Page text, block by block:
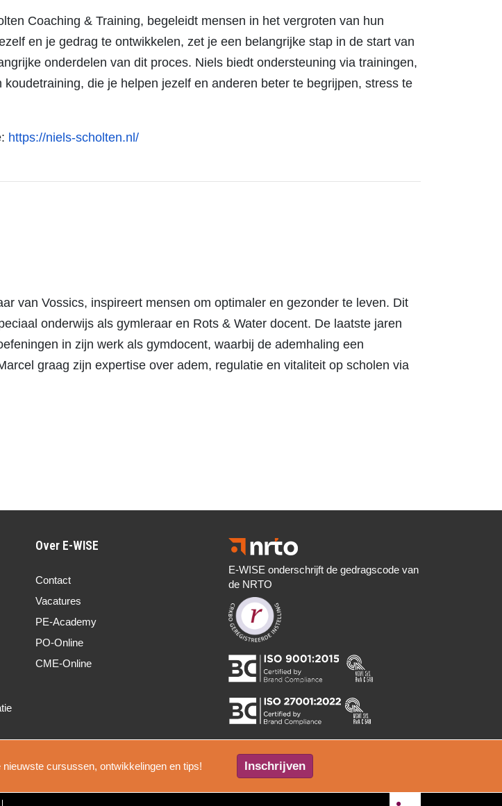
Coaching & Training, begeleidt mensen in het vergroten van hun
en je gedrag te ontwikkelen, zet je een belangrijke stap in de start van
onderdelen van dit proces. Niels biedt ondersteuning via trainingen,
die je helpen jezelf en anderen beter te begrijpen, stress te
https://niels-scholten.nl/
van Vossics, inspireert mensen om optimaler en gezonder te leven. Dit
onderwijs als gymleraar en Rots & Water docent. De laatste jaren
in zijn werk als gymdocent, waarbij de ademhaling een
graag zijn expertise over adem, regulatie en vitaliteit op scholen via
Over E-WISE
Contact
Vacatures
PE-Academy
PO-Online
CME-Online
E-WISE onderschrijft de gedragscode van
de NRTO
cursussen, ontwikkelingen en tips! Inschrijven